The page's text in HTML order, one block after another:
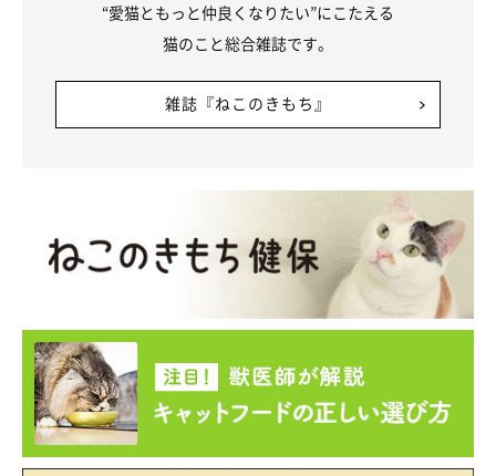
“愛猫ともっと仲良くなりたい”にこたえる
猫のこと総合雑誌です。
雑誌『ねこのきもち』